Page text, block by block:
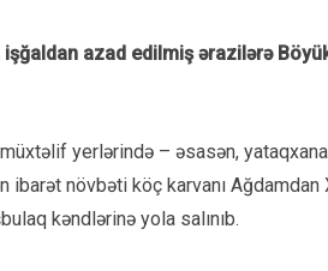
azad edilmiş ərazilərə Böyük
yerlərində – əsasən,
növbəti köç karvanı Ağdamdan
kəndlərinə yola salınıb.